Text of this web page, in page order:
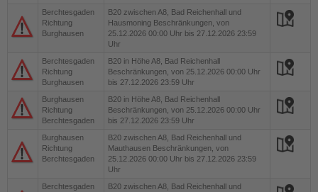
Berchtesgaden
Richtung
Burghausen
B20 zwischen A8, Bad Reichenhall und
Hausmoning Beschränkungen, von
25.12.2026 00:00 Uhr bis 27.12.2026 23:59
Uhr
Berchtesgaden
Richtung
Burghausen
B20 in Höhe A8, Bad Reichenhall
Beschränkungen, von 25.12.2026 00:00 Uhr
bis 27.12.2026 23:59 Uhr
Burghausen
Richtung
Berchtesgaden
B20 in Höhe A8, Bad Reichenhall
Beschränkungen, von 25.12.2026 00:00 Uhr
bis 27.12.2026 23:59 Uhr
Burghausen
Richtung
Berchtesgaden
B20 zwischen A8, Bad Reichenhall und
Mauthausen Beschränkungen, von
25.12.2026 00:00 Uhr bis 27.12.2026 23:59
Uhr
Berchtesgaden
B20 zwischen A8, Bad Reichenhall und